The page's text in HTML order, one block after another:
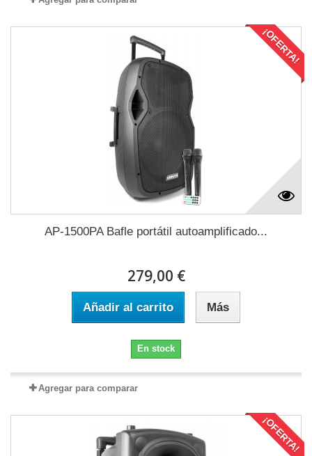
¡OFERTA!
AP-1500PA Bafle portátil autoamplificado...
279,00 €
Añadir al carrito Más
En stock
Agregar para comparar
¡OFERTA!